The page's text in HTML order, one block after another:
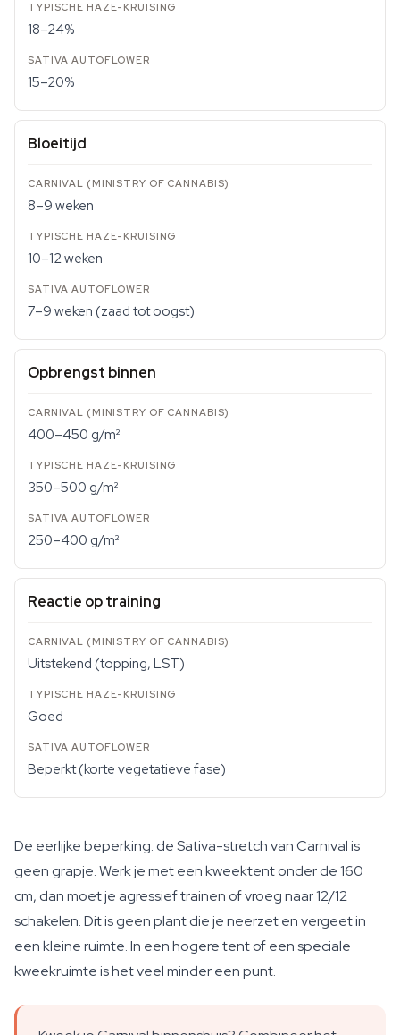
18–24%
15–20%
Bloeitijd
8–9 weken
10–12 weken
7–9 weken (zaad tot oogst)
Opbrengst binnen
400–450 g/m²
350–500 g/m²
250–400 g/m²
Reactie op training
Uitstekend (topping, LST)
Goed
Beperkt (korte vegetatieve fase)
De eerlijke beperking: de Sativa-stretch van Carnival is
geen grapje. Werk je met een kweektent onder de 160
cm, dan moet je agressief trainen of vroeg naar 12/12
schakelen. Dit is geen plant die je neerzet en vergeet in
een kleine ruimte. In een hogere tent of een speciale
kweekruimte is het veel minder een punt.